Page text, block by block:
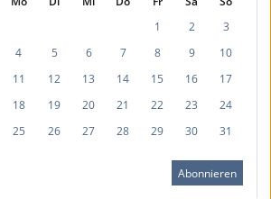
1
2
3
4
5 6 7 8 9
10
11
12 13 14 15 16
17
18
19 20 21 22 23
24
25
26 27 28 29 30 31
Abonnieren